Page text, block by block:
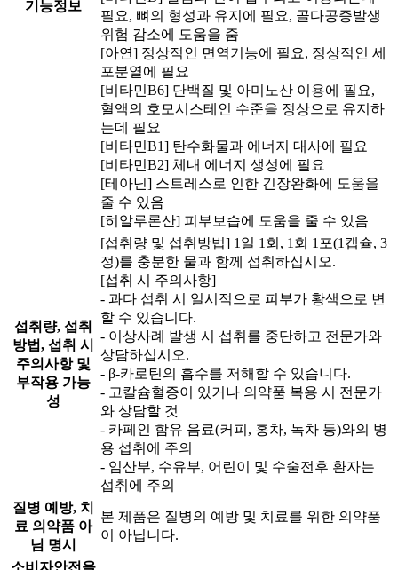
기능정보
필요, 뼈의 형성과 유지에 필요, 골다공증발생
위험 감소에 도움을 줌
[아연] 정상적인 면역기능에 필요, 정상적인 세
포분열에 필요
[비타민B6] 단백질 및 아미노산 이용에 필요,
혈액의 호모시스테인 수준을 정상으로 유지하
는데 필요
[비타민B1] 탄수화물과 에너지 대사에 필요
[비타민B2] 체내 에너지 생성에 필요
[테아닌] 스트레스로 인한 긴장완화에 도움을
줄 수 있음
[히알루론산] 피부보습에 도움을 줄 수 있음
섭취량, 섭취
방법, 섭취 시
주의사항 및
부작용 가능
성
[섭취량 및 섭취방법] 1일 1회, 1회 1포(1캡슐, 3
정)를 충분한 물과 함께 섭취하십시오.
[섭취 시 주의사항]
- 과다 섭취 시 일시적으로 피부가 황색으로 변
할 수 있습니다.
- 이상사례 발생 시 섭취를 중단하고 전문가와
상담하십시오.
- β-카로틴의 흡수를 저해할 수 있습니다.
- 고칼슘혈증이 있거나 의약품 복용 시 전문가
와 상담할 것
- 카페인 함유 음료(커피, 홍차, 녹차 등)와의 병
용 섭취에 주의
- 임산부, 수유부, 어린이 및 수술전후 환자는
섭취에 주의
질병 예방, 치
료 의약품 아
님 명시
본 제품은 질병의 예방 및 치료를 위한 의약품
이 아닙니다.
소비자안전을